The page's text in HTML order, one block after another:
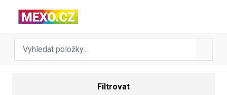
Filtrovat